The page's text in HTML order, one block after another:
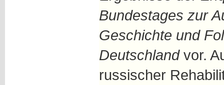
Bundestages zur
Geschichte und
Deutschlandvor.
russischer